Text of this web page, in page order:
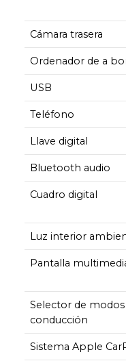
Cámara trasera
Ordenador de a
USB
Teléfono
Llave digital
Bluetooth audio
Cuadro digital
Luz interior
Pantalla
Selector de modos
conducción
Sistema Apple